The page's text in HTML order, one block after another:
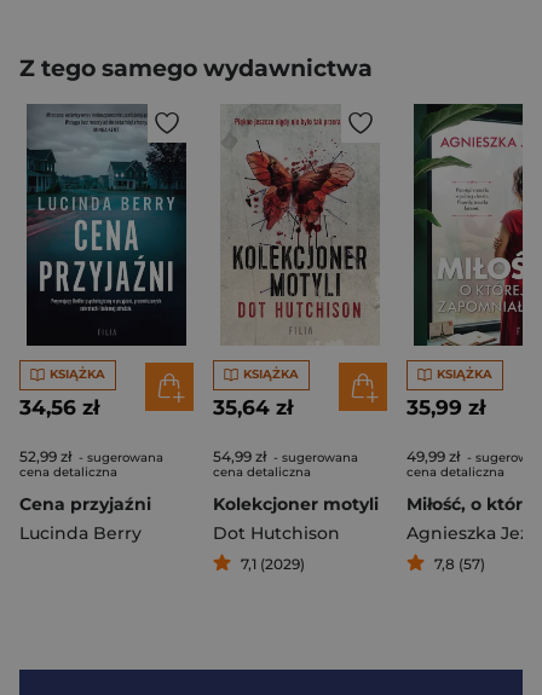
Z tego samego wydawnictwa
KSIĄŻKA
34,56 zł
52,99 zł - sugerowana
cena detaliczna
Cena przyjaźni
Lucinda Berry
KSIĄŻKA
35,64 zł
54,99 zł - sugerowana
cena detaliczna
Kolekcjoner motyli
Dot Hutchison
7,1 (2029)
KSIĄŻKA
35,99 zł
49,99 zł -
cena detaliczna
Agnieszka Jeż
7,8 (57)